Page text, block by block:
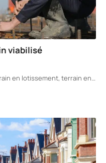
viabilisé
en lotissement, terrain en…